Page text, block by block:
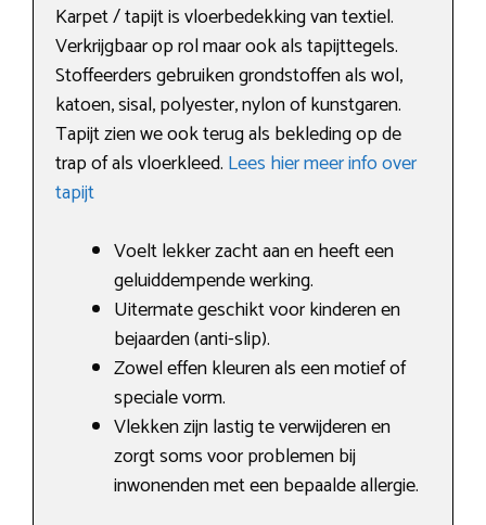
Karpet / tapijt is vloerbedekking van textiel.
Verkrijgbaar op rol maar ook als tapijttegels.
Stoffeerders gebruiken grondstoffen als wol,
katoen, sisal, polyester, nylon of kunstgaren.
Tapijt zien we ook terug als bekleding op de
trap of als vloerkleed. Lees hier meer info over
tapijt
Voelt lekker zacht aan en heeft een
geluiddempende werking.
Uitermate geschikt voor kinderen en
bejaarden (anti-slip).
Zowel effen kleuren als een motief of
speciale vorm.
Vlekken zijn lastig te verwijderen en
zorgt soms voor problemen bij
inwonenden met een bepaalde allergie.